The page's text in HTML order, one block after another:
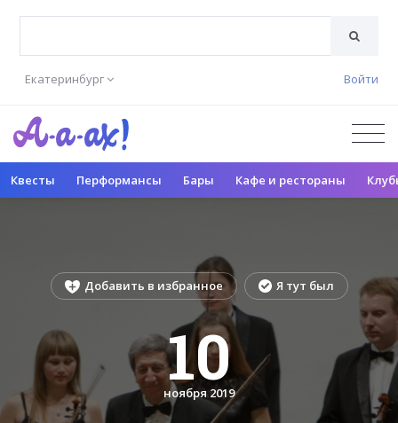
Екатеринбург Войти
Квесты Перформансы Бары Кафе и рестораны
Добавить в избранное Я тут был
10
ноября 2019